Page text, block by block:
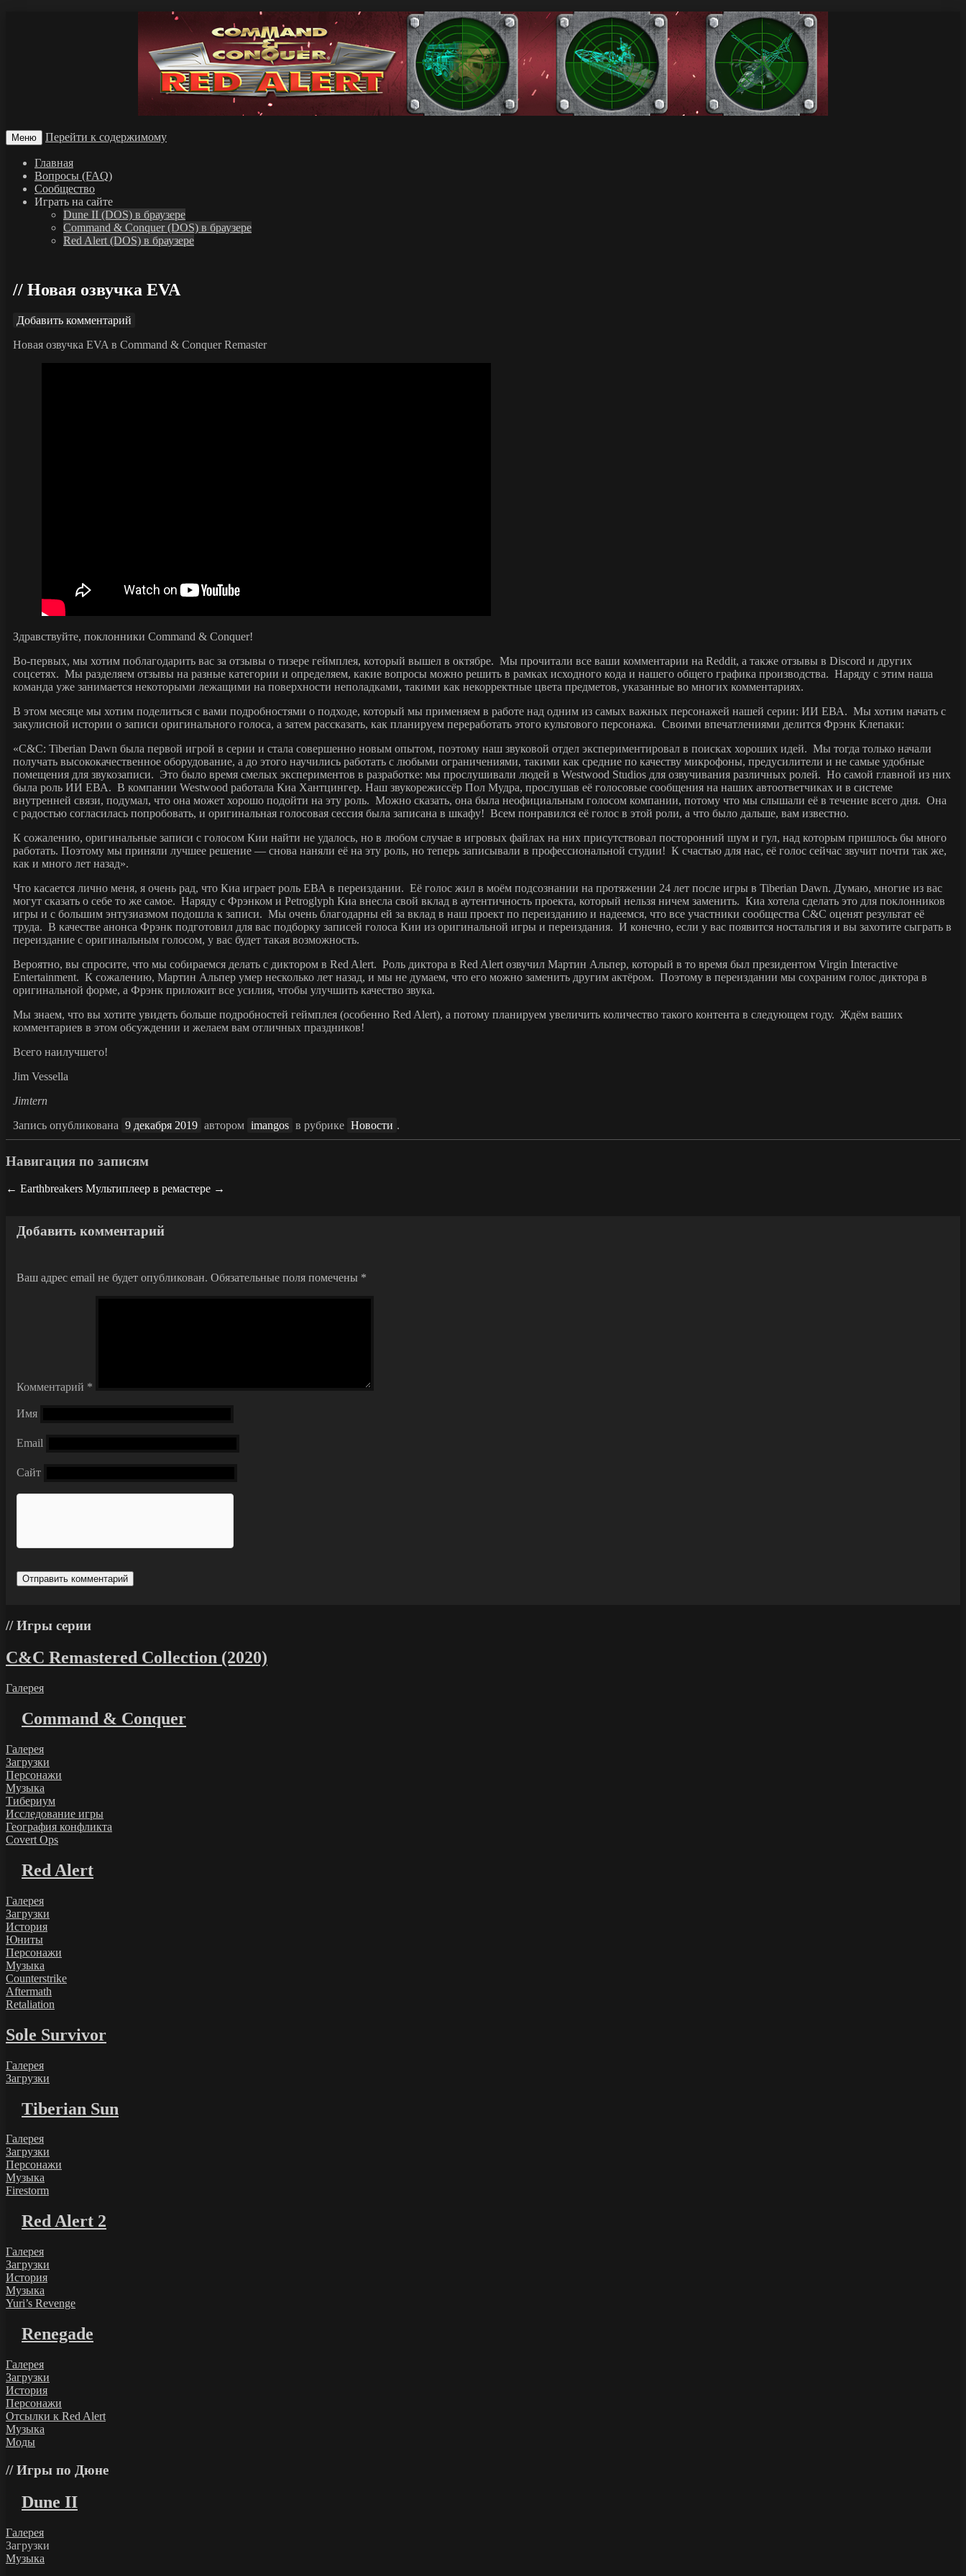
Меню Перейти к содержимому
Главная
Вопросы (FAQ)
Сообщество
Играть на сайте
Dune II (DOS) в браузере
Command & Conquer (DOS) в браузере
Red Alert (DOS) в браузере
Новая озвучка EVA
Добавить комментарий
Новая озвучка EVA в Command & Conquer Remaster
Здравствуйте, поклонники Command & Conquer!
Во-первых, мы хотим поблагодарить вас за отзывы о тизере геймплея, который вышел в октябре. Мы прочитали все ваши комментарии на Reddit, а также отзывы в Discord и других
соцсетях. Мы разделяем отзывы на разные категории и определяем, какие вопросы можно решить в рамках исходного кода и нашего общего графика производства. Наряду с этим наша
команда уже занимается некоторыми лежащими на поверхности неполадками, такими как некорректные цвета предметов, указанные во многих комментариях.
В этом месяце мы хотим поделиться с вами подробностями о подходе, который мы применяем в работе над одним из самых важных персонажей нашей серии: ИИ ЕВА. Мы хотим начать с
закулисной истории о записи оригинального голоса, а затем рассказать, как планируем переработать этого культового персонажа. Своими впечатлениями делится Фрэнк Клепаки:
«C&C: Tiberian Dawn была первой игрой в серии и стала совершенно новым опытом, поэтому наш звуковой отдел экспериментировал в поисках хороших идей. Мы тогда только начали
получать высококачественное оборудование, а до этого научились работать с любыми ограничениями, такими как средние по качеству микрофоны, предусилители и не самые удобные
помещения для звукозаписи. Это было время смелых экспериментов в разработке: мы прослушивали людей в Westwood Studios для озвучивания различных ролей. Но самой главной из них
была роль ИИ ЕВА. В компании Westwood работала Киа Хантцингер. Наш звукорежиссёр Пол Мудра, прослушав её голосовые сообщения на наших автоответчиках и в системе
внутренней связи, подумал, что она может хорошо подойти на эту роль. Можно сказать, она была неофициальным голосом компании, потому что мы слышали её в течение всего дня. Она
с радостью согласилась попробовать, и оригинальная голосовая сессия была записана в шкафу! Всем понравился её голос в этой роли, а что было дальше, вам известно.
К сожалению, оригинальные записи с голосом Кии найти не удалось, но в любом случае в игровых файлах на них присутствовал посторонний шум и гул, над которым пришлось бы много
работать. Поэтому мы приняли лучшее решение — снова наняли её на эту роль, но теперь записывали в профессиональной студии! К счастью для нас, её голос сейчас звучит почти так же,
как и много лет назад».
Что касается лично меня, я очень рад, что Киа играет роль ЕВА в переиздании. Её голос жил в моём подсознании на протяжении 24 лет после игры в Tiberian Dawn. Думаю, многие из вас
могут сказать о себе то же самое. Наряду с Фрэнком и Petroglyph Киа внесла свой вклад в аутентичность проекта, который нельзя ничем заменить. Киа хотела сделать это для поклонников
игры и с большим энтузиазмом подошла к записи. Мы очень благодарны ей за вклад в наш проект по переизданию и надеемся, что все участники сообщества C&C оценят результат её
труда. В качестве анонса Фрэнк подготовил для вас подборку записей голоса Кии из оригинальной игры и переиздания. И конечно, если у вас появится ностальгия и вы захотите сыграть в
переиздание с оригинальным голосом, у вас будет такая возможность.
Вероятно, вы спросите, что мы собираемся делать с диктором в Red Alert. Роль диктора в Red Alert озвучил Мартин Альпер, который в то время был президентом Virgin Interactive
Entertainment. К сожалению, Мартин Альпер умер несколько лет назад, и мы не думаем, что его можно заменить другим актёром. Поэтому в переиздании мы сохраним голос диктора в
оригинальной форме, а Фрэнк приложит все усилия, чтобы улучшить качество звука.
Мы знаем, что вы хотите увидеть больше подробностей геймплея (особенно Red Alert), а потому планируем увеличить количество такого контента в следующем году. Ждём ваших
комментариев в этом обсуждении и желаем вам отличных праздников!
Всего наилучшего!
Jim Vessella
Jimtern
Запись опубликована 9 декабря 2019 автором imangos в рубрике Новости .
Навигация по записям
← Earthbreakers Мультиплеер в ремастере →
Добавить комментарий
Ваш адрес email не будет опубликован. Обязательные поля помечены *
Комментарий *
Имя
Email
Сайт
Игры серии
C&C Remastered Collection (2020)
Галерея
Command & Conquer
Галерея
Загрузки
Персонажи
Музыка
Тибериум
Исследование игры
География конфликта
Covert Ops
Red Alert
Галерея
Загрузки
История
Юниты
Персонажи
Музыка
Counterstrike
Aftermath
Retaliation
Sole Survivor
Галерея
Загрузки
Tiberian Sun
Галерея
Загрузки
Персонажи
Музыка
Firestorm
Red Alert 2
Галерея
Загрузки
История
Музыка
Yuri’s Revenge
Renegade
Галерея
Загрузки
История
Персонажи
Отсылки к Red Alert
Музыка
Моды
Игры по Дюне
Dune II
Галерея
Загрузки
Музыка